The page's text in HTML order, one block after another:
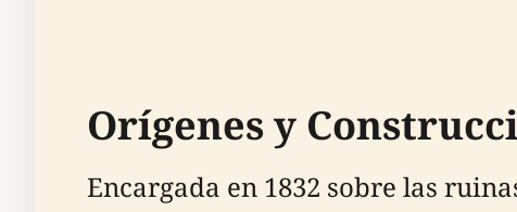
Orígenes y
Encargada en 1832 sobre las